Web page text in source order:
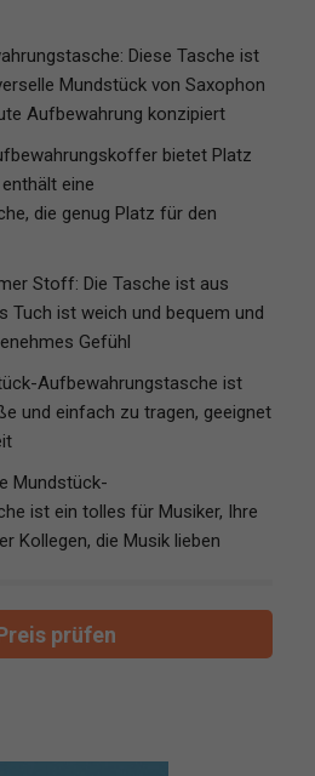
Diese Tasche ist
Mundstück von Saxophon
Aufbewahrung konzipiert
bietet Platz
eine
die genug Platz für den
Stoff: Die Tasche ist aus
Tuch ist weich und bequem und
Gefühl
Aufbewahrungstasche ist
und einfach zu tragen, geeignet
Mundstück-
ist ein tolles für Musiker, Ihre
Kollegen, die Musik lieben
prüfen